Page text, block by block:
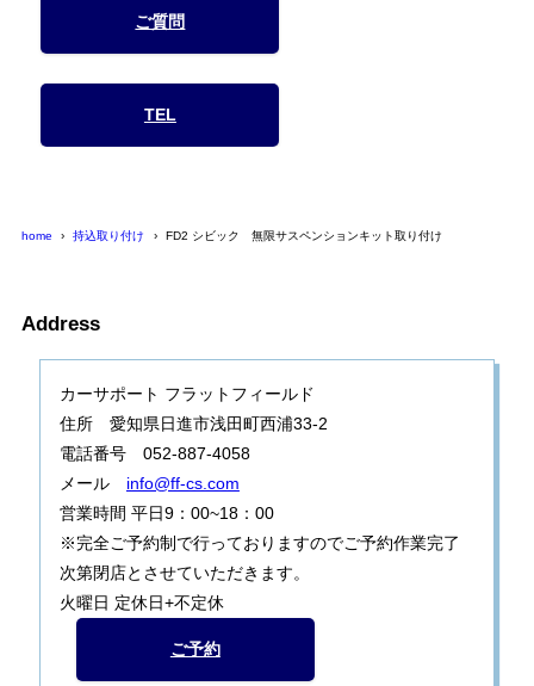
ご質問
TEL
home 持込取り付け FD2 シビック 無限サスペンションキット取り付け
Address
カーサポート フラットフィールド
住所 愛知県日進市浅田町西浦33-2
電話番号 052-887-4058
メール info@ff-cs.com
営業時間 平日9：00~18：00
※完全ご予約制で行っておりますのでご予約作業完了
次第閉店とさせていただきます。
火曜日 定休日+不定休
ご予約